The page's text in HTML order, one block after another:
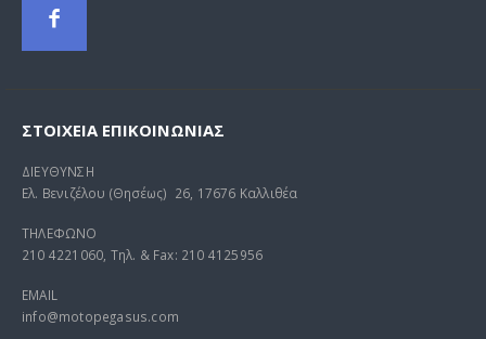
ΣΤΟΙΧΕΊΑ ΕΠΙΚΟΙΝΩΝΊΑΣ
ΔΙΕΥΘΥΝΣΗ
Ελ. Βενιζέλου (Θησέως) 26, 17676 Καλλιθέα
ΤΗΛΕΦΩΝΟ
210 4221060, Τηλ. & Fax: 210 4125956
EMAIL
info@motopegasus.com